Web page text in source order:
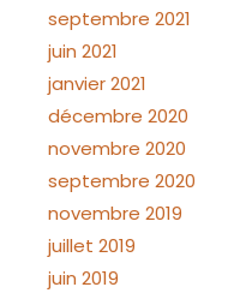
septembre 2021
juin 2021
janvier 2021
décembre 2020
novembre 2020
septembre 2020
novembre 2019
juillet 2019
juin 2019